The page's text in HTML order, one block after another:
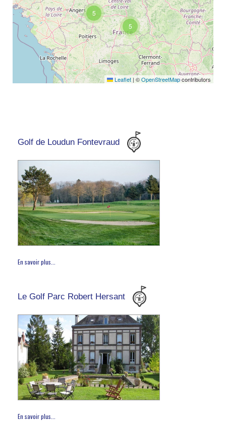
5
5
Leaflet | ©OpenStreetMapcontributors
Golf de Loudun Fontevraud
En savoir plus...
Le Golf Parc Robert Hersant
En savoir plus...